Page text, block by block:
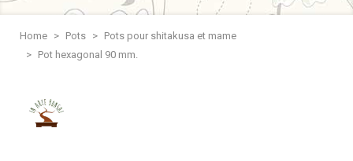
Home Pots
Pots pour shitakusa et mame
Pot hexagonal 90 mm.